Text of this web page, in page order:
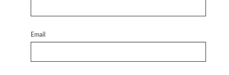
Email